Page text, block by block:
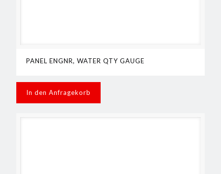
PANEL ENGNR, WATER QTY GAUGE
In den Anfragekorb